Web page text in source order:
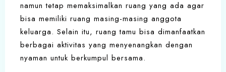
namun tetap memaksimalkan ruang yang ada agar
bisa memiliki ruang masing-masing anggota
keluarga. Selain itu, ruang tamu bisa dimanfaatkan
berbagai aktivitas yang menyenangkan dengan
nyaman untuk berkumpul bersama.